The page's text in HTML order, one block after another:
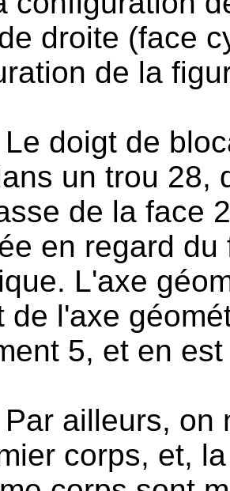
droite (face
de la
Le doigt de
un trou 28,
de la face
en regard
L'axe
de l'axe
5, et en
Par ailleurs, on
corps, et,